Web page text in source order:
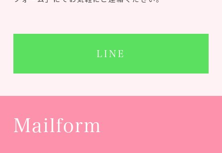
LINE
Mailform